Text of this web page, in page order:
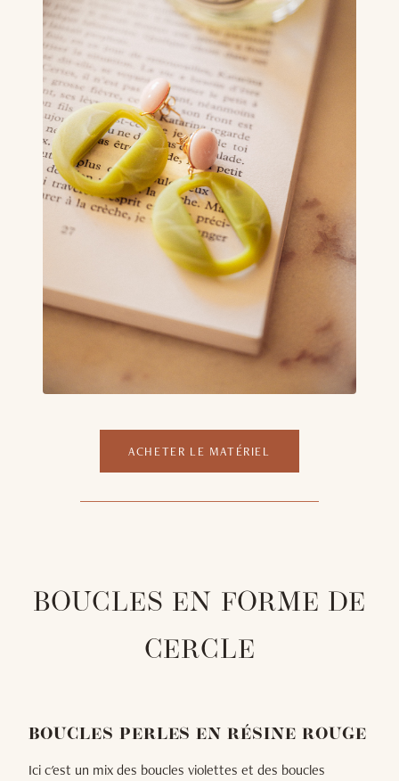
ACHETER LE MATÉRIEL
BOUCLES EN FORME DE
CERCLE
BOUCLES PERLES EN RÉSINE ROUGE
Ici c'est un mix des boucles violettes et des boucles